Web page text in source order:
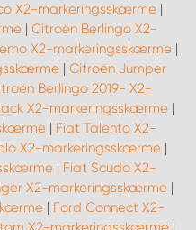
X2-markeringsskærme|
| Citroën Berlingo X2-
X2-markeringsskærme|
| Citroën Jumper
Berlingo 2019- X2-
X2-markeringsskærme|
| Fiat Talento X2-
X2-markeringsskærme |
| Fiat Scudo X2-
X2-markeringsskærme |
| Ford Connect X2-